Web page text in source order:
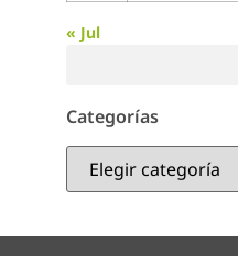
« Jul
Categorías